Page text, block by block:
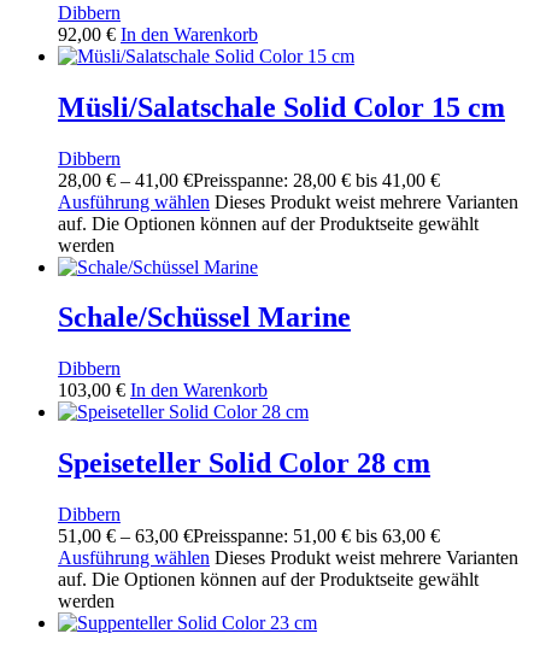
Dibbern
92,00 € In den Warenkorb
Müsli/Salatschale Solid Color 15 cm
Dibbern
28,00 € – 41,00 €Preisspanne: 28,00 € bis 41,00 €
Ausführung wählen Dieses Produkt weist mehrere Varianten
auf. Die Optionen können auf der Produktseite gewählt
werden
Schale/Schüssel Marine
Dibbern
103,00 € In den Warenkorb
Speiseteller Solid Color 28 cm
Dibbern
51,00 € – 63,00 €Preisspanne: 51,00 € bis 63,00 €
Ausführung wählen Dieses Produkt weist mehrere Varianten
auf. Die Optionen können auf der Produktseite gewählt
werden